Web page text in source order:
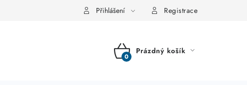
Přihlášení Registrace
NÁKUPNÍ
Prázdný košík